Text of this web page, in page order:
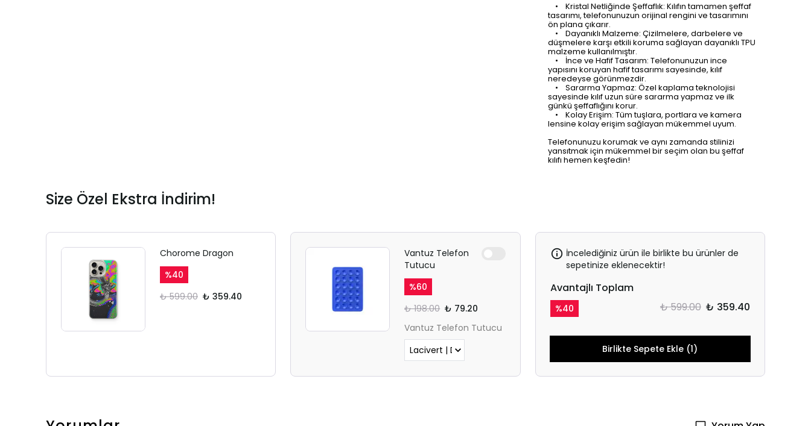
• Kristal Netliğinde Şeffaflık: Kılıfın tamamen şeffaf
tasarımı, telefonunuzun orijinal rengini ve tasarımını
ön plana çıkarır.
• Dayanıklı Malzeme: Çizilmelere, darbelere ve
düşmelere karşı etkili koruma sağlayan dayanıklı TPU
malzeme kullanılmıştır.
• İnce ve Hafif Tasarım: Telefonunuzun ince
yapısını koruyan hafif tasarımı sayesinde, kılıf
neredeyse görünmezdir.
• Sararma Yapmaz: Özel kaplama teknolojisi
sayesinde kılıf uzun süre sararma yapmaz ve ilk
günkü şeffaflığını korur.
• Kolay Erişim: Tüm tuşlara, portlara ve kamera
lensine kolay erişim sağlayan mükemmel uyum.
Telefonunuzu korumak ve aynı zamanda stilinizi
yansıtmak için mükemmel bir seçim olan bu şeffaf
kılıfı hemen keşfedin!
Size Özel Ekstra İndirim!
Chorome Dragon
%40
₺ 599.00 ₺ 359.40
Vantuz Telefon
Tutucu
%60
₺ 198.00 ₺ 79.20
Vantuz Telefon Tutucu
İncelediğiniz ürün ile birlikte bu ürünler de
sepetinize eklenecektir!
Avantajlı Toplam
%40 ₺ 599.00 ₺ 359.40
Birlikte Sepete Ekle (1)